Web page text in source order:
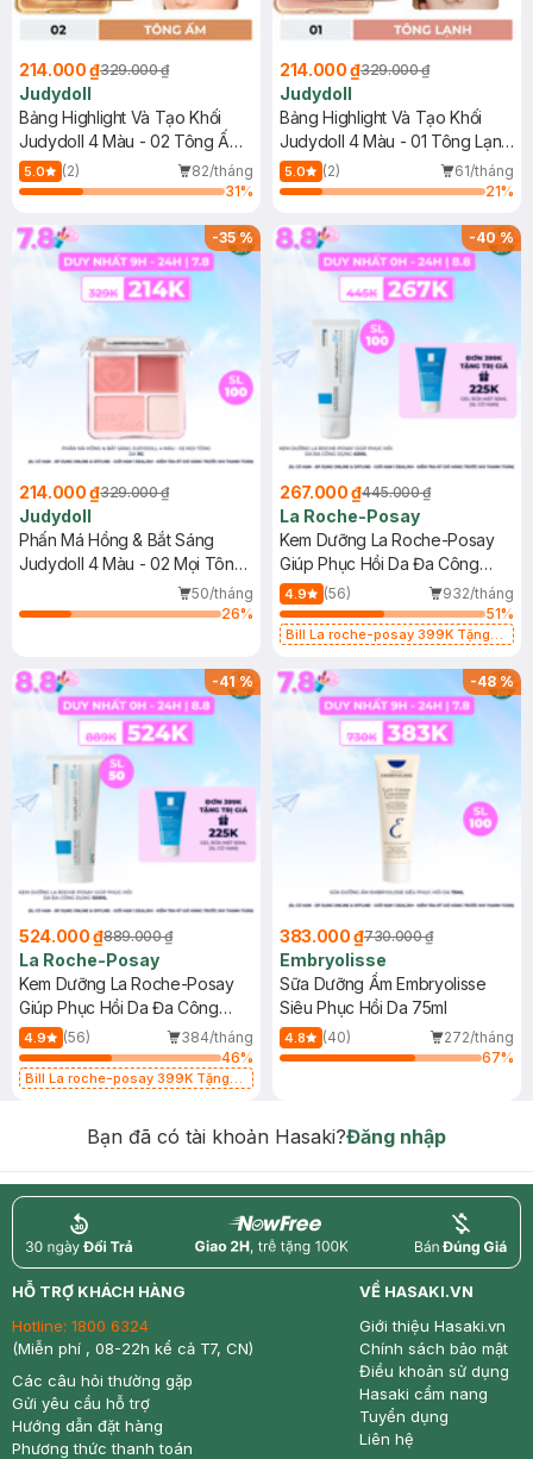
214.000 ₫329.000 ₫
Judydoll
Bảng Highlight Và Tạo Khối
Judydoll 4 Màu - 02 Tông Ấm
9g (Mới)
5.0 (2)
82/tháng
31%
214.000 ₫329.000 ₫
Judydoll
Bảng Highlight Và Tạo Khối
Judydoll 4 Màu - 01 Tông Lạnh
9g (Mới)
5.0 (2)
61/tháng
21%
-35%
214.000 ₫329.000 ₫
Judydoll
Phấn Má Hồng & Bắt Sáng
Judydoll 4 Màu - 02 Mọi Tông
50/tháng
26%
-40%
267.000 ₫445.000 ₫
La Roche-Posay
Kem Dưỡng La Roche-Posay
Giúp Phục Hồi Da Đa Công
Dụng 40ml
4.9 (56)
932/tháng
51%
Bill La roche-posay 399K Tặng
(SL có hạn)
-41%
524.000 ₫889.000 ₫
La Roche-Posay
Kem Dưỡng La Roche-Posay
Giúp Phục Hồi Da Đa Công
Dụng 100ml
4.9 (56)
384/tháng
46%
Bill La roche-posay 399K Tặng
-48%
383.000 ₫730.000 ₫
Embryolisse
Sữa Dưỡng Ẩm Embryolisse
Siêu Phục Hồi Da 75ml
4.8 (40)
272/tháng
67%
Bạn đã có tài khoản Hasaki?Đăng nhập
return nowfree price
HỖ TRỢ KHÁCH HÀNG
Hotline: 1800 6324
(Miễn phí , 08-22h kể cả T7, CN)
Các câu hỏi thường gặp
Gửi yêu cầu hỗ trợ
Hướng dẫn đặt hàng
Phương thức thanh toán
VỀ HASAKI.VN
Giới thiệu Hasaki.vn
Chính sách bảo mật
Điều khoản sử dụng
Hasaki cẩm nang
Tuyển dụng
Liên hệ